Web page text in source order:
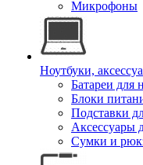
Микрофоны
Ноутбуки,
Батареи для
Блоки
Подставки
Аксессуары
Сумки и